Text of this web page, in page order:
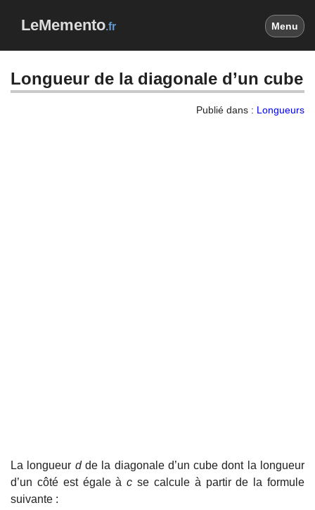
LeMemento.fr Menu
Longueur de la diagonale d’un cube
Publié dans : Longueurs
La longueur dde la diagonale d’un cube dont la longueur
d’un côté est égale àc se calcule à partir de la formule
suivante :